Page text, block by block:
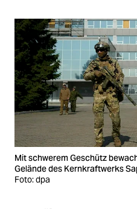
Mit schwerem Geschütz
Gelände des Kernkraftwerks
Foto: dpa